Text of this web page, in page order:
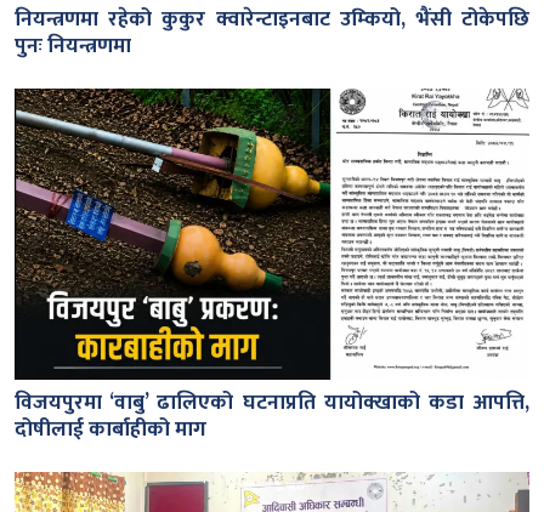
नियन्त्रणमा रहेको कुकुर क्वारेन्टाइनबाट उम्कियो, भैंसी टोकेपछि
पुनः नियन्त्रणमा
विजयपुरमा ‘वाबु’ ढालिएको घटनाप्रति यायोक्खाको कडा आपत्ति,
दोषीलाई कार्बाहीको माग